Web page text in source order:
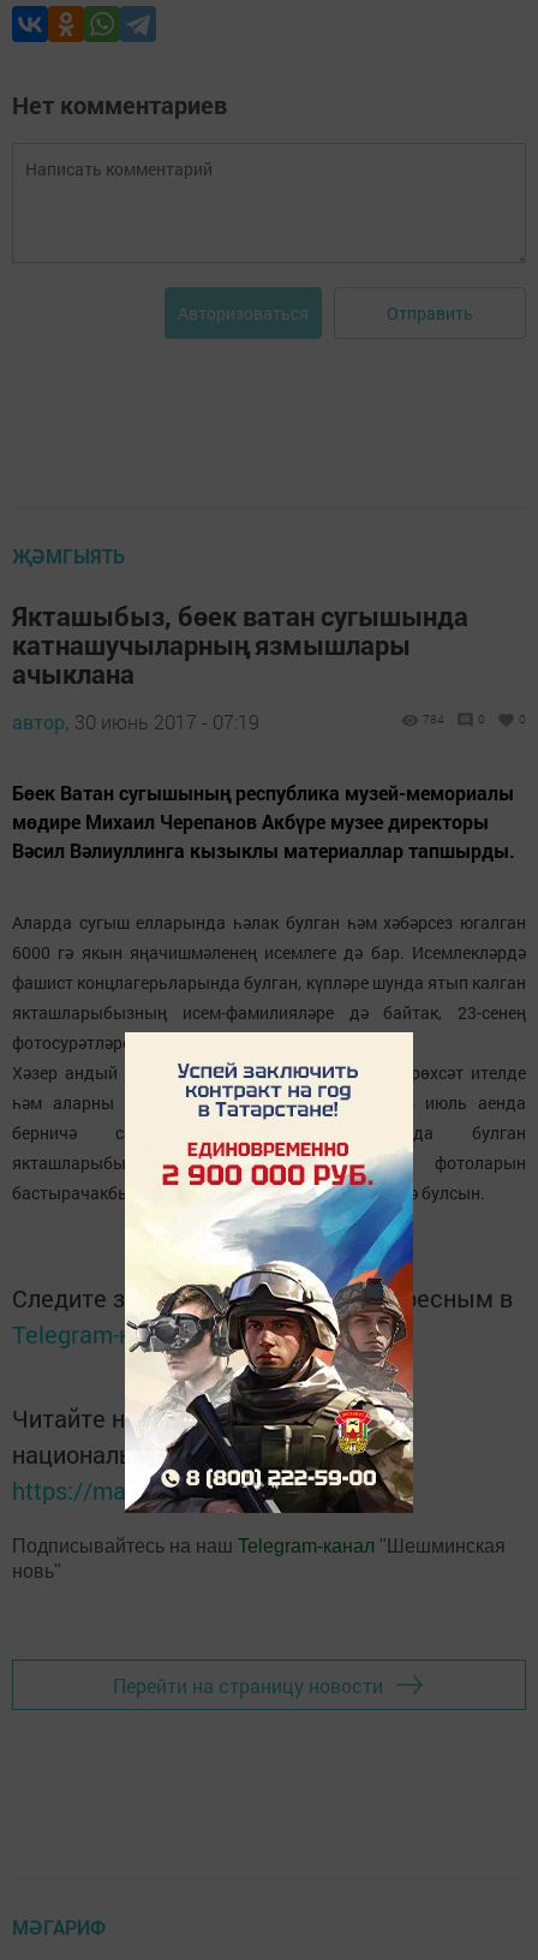
Нет комментариев
Авторизоваться Отправить
ҖӘМГЫЯТЬ
Якташыбыз, бөек ватан сугышында
катнашучыларның язмышлары
ачыклана
автор, 30 июнь 2017 - 07:19 784 0 0
Бөек Ватан сугышының республика музей-мемориалы
мөдире Михаил Черепанов Акбүре музее директоры
Вәсил Вәлиуллинга кызыклы материаллар тапшырды.
Аларда сугыш елларында һәлак булган һәм хәбәрсез югалган
6000 гә якын яңачишмәленең исемлеге дә бар. Исемлекләрдә
фашист концлагерьларында булган, күпләре шунда ятып калган
якташларыбызның исем-фамилияләре дә байтак, 23-сенең
фотосурәтләре дә сакланган.
Хәзер андый документлардан серләрне ачарга рөхсәт ителде
һәм аларны бастырырга да мөмкин. Һәм без июль аенда
берничә санда фашист тоткынлыгында булган
якташларыбызның исем-фамилияләрен һәм фотоларын
бастырачакбыз, бу туганнары өчен истәлек-хатирә булсын.
Следите за самым важным и интересным в
Telegram-каналеТатмедиа
Читайте новости Татарстана в
национальном мессенджере MАХ:
https://max.ru/tatmedia
Подписывайтесь на наш Telegram-канал "Шешминская
новь"
Перейти на страницу новости
МӘГАРИФ